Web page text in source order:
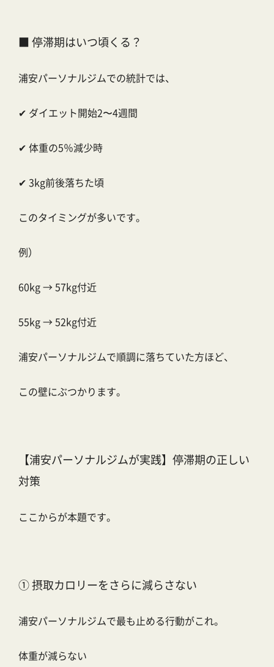
■ 停滞期はいつ頃くる？
浦安パーソナルジムでの統計では、
✔ ダイエット開始2〜4週間
✔ 体重の5％減少時
✔ 3kg前後落ちた頃
このタイミングが多いです。
例）
60kg → 57kg付近
55kg → 52kg付近
浦安パーソナルジムで順調に落ちていた方ほど、
この壁にぶつかります。
【浦安パーソナルジムが実践】停滞期の正しい
対策
ここからが本題です。
① 摂取カロリーをさらに減らさない
浦安パーソナルジムで最も止める行動がこれ。
体重が減らない